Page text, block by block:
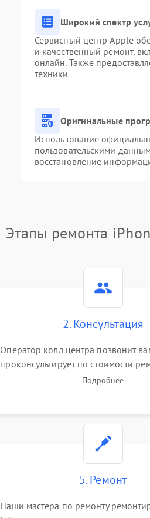
Широкий спектр
Сервисный центр Apple
и качественный ремонт,
онлайн. Также
техники
Оригинальные
Использование
пользовательскими
восстановление
Этапы ремонта
2. Консультация
Оператор колл центра позвонит
проконсультирует по стоимости
iphone а также ответит на все ваши
Подробнее
5. Ремонт
Наши мастера по ремонту